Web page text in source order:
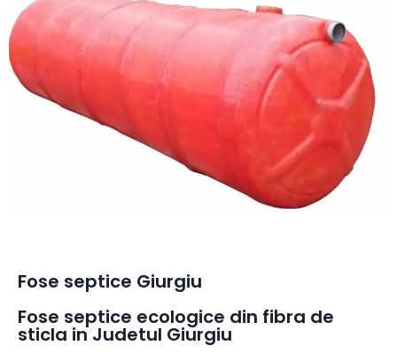
Fose septice Giurgiu
Fose septice ecologice din fibra de
sticla in Judetul Giurgiu